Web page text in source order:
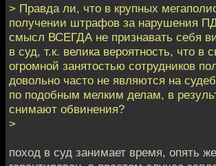
> Правда ли, что в крупных
получении штрафов за нарушения
смысл ВСЕГДА не признавать себя
в суд, т.к. велика вероятность, что в
огромной занятостью сотрудников
довольно часто не являются на
по подобным мелким делам, в
снимают обвинения?
>
поход в суд занимает время, опять